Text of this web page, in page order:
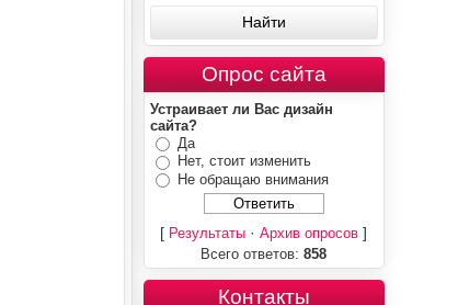
Опрос сайта
Устраивает ли Вас дизайн
сайта?
Да
Нет, стоит изменить
Не обращаю внимания
[ Результаты ·Архив опросов ]
Всего ответов:858
Контакты